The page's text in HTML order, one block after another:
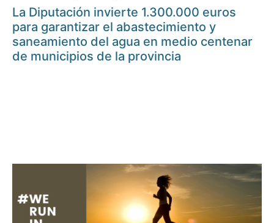
La Diputación invierte 1.300.000 euros
para garantizar el abastecimiento y
saneamiento del agua en medio centenar
de municipios de la provincia